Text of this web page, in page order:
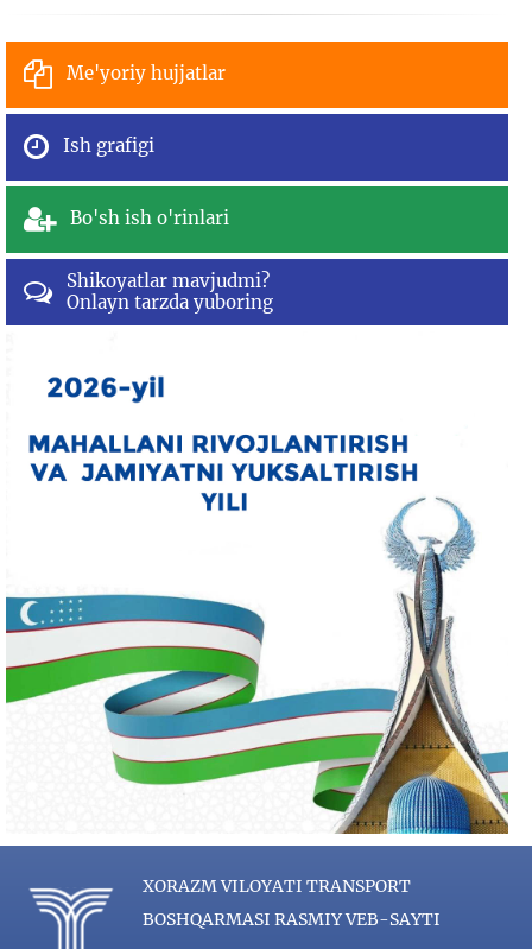
Me'yoriy hujjatlar
Ish grafigi
Bo'sh ish o'rinlari
Shikoyatlar mavjudmi?
Onlayn tarzda yuboring
XORAZM VILOYATI TRANSPORT
BOSHQARMASI RASMIY VEB-SAYTI